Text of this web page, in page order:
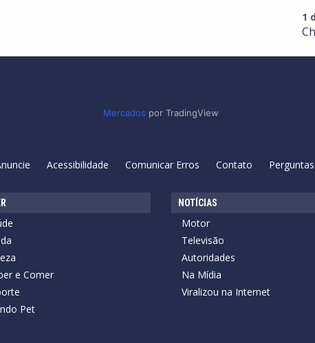
1
Mercados por TradingView
Acessibilidade Comunicar Erros Contato
e Comer
Pet
NOTÍCIAS
Motor
Televisão
Autoridades
Na Mídia
Viralizou na Internet